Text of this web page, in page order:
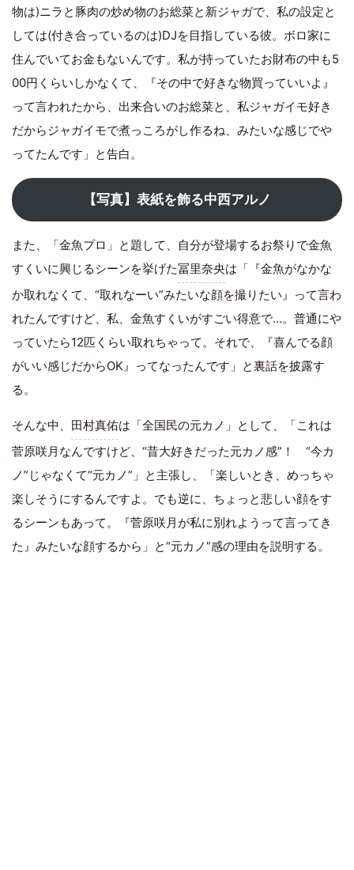
物は)ニラと豚肉の炒め物のお総菜と新ジャガで、私の設定と
しては(付き合っているのは)DJを目指している彼。ボロ家に
住んでいてお金もないんです。私が持っていたお財布の中も5
00円くらいしかなくて、『その中で好きな物買っていいよ』
って言われたから、出来合いのお総菜と、私ジャガイモ好き
だからジャガイモで煮っころがし作るね、みたいな感じでや
ってたんです」と告白。
【写真】表紙を飾る中西アルノ
また、「金魚プロ」と題して、自分が登場するお祭りで金魚
すくいに興じるシーンを挙げた冨里奈央は「『金魚がなかな
か取れなくて、“取れなーい”みたいな顔を撮りたい』って言わ
れたんですけど、私、金魚すくいがすごい得意で…。普通にや
っていたら12匹くらい取れちゃって。それで、『喜んでる顔
がいい感じだからOK』ってなったんです」と裏話を披露す
る。
そんな中、 田村真佑は「全国民の元カノ」として、「これは
菅原咲月なんですけど、“昔大好きだった元カノ感”！ “今カ
ノ”じゃなくて“元カノ”」と主張し、「楽しいとき、めっちゃ
楽しそうにするんですよ。でも逆に、ちょっと悲しい顔をす
るシーンもあって。『菅原咲月が私に別れようって言ってき
た』みたいな顔するから」と“元カノ”感の理由を説明する。